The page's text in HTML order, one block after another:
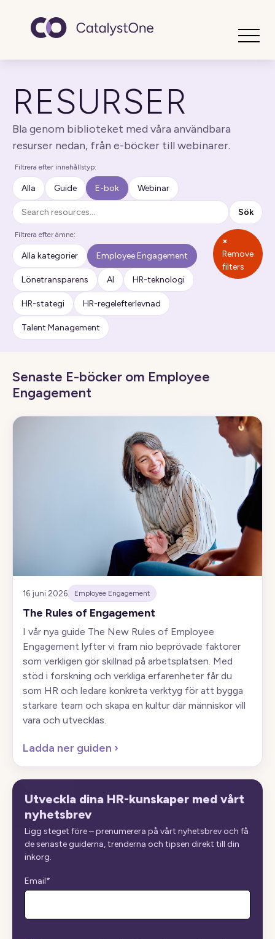
RESURSER
Bla genom biblioteket med våra användbara
resurser nedan, från e-böcker till webinarer.
Filtrera efter innehållstyp:
Alla Guide E-bok Webinar
Sök
Sök
Filtrera efter ämne:
Alla kategorier Employee Engagement
Lönetransparens AI HR-teknologi
HR-stategi HR-regelefterlevnad
Talent Management
×
Remove
filters
Senaste E-böcker om Employee
Engagement
16 juni 2026 Employee Engagement
The Rules of Engagement
I vår nya guide The New Rules of Employee
Engagement lyfter vi fram nio beprövade faktorer
som verkligen gör skillnad på arbetsplatsen. Med
stöd i forskning och verkliga erfarenheter får du
som HR och ledare konkreta verktyg för att bygga
starkare team och skapa en kultur där människor vill
vara och utvecklas.
Ladda ner guiden ›
Utveckla dina HR-kunskaper med vårt
nyhetsbrev
Ligg steget före – prenumerera på vårt nyhetsbrev och få
de senaste guiderna, trenderna och tipsen direkt till din
inkorg.
Email*